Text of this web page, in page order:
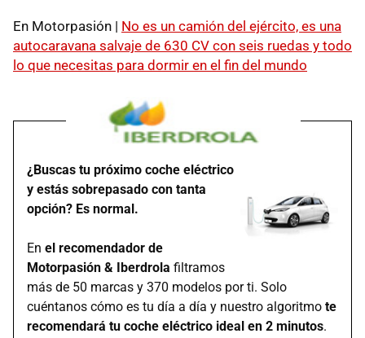
En Motorpasión | No es un camión del ejército, es una
autocaravana salvaje de 630 CV con seis ruedas y todo
lo que necesitas para dormir en el fin del mundo
¿Buscas tu próximo coche eléctrico
y estás sobrepasado con tanta
opción? Es normal.
En el recomendador de
Motorpasión & Iberdrola filtramos
más de 50 marcas y 370 modelos por ti. Solo
cuéntanos cómo es tu día a día y nuestro algoritmo te
recomendará tu coche eléctrico ideal en 2 minutos.